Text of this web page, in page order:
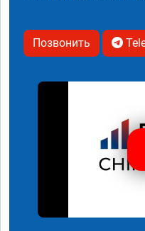
Позвонить